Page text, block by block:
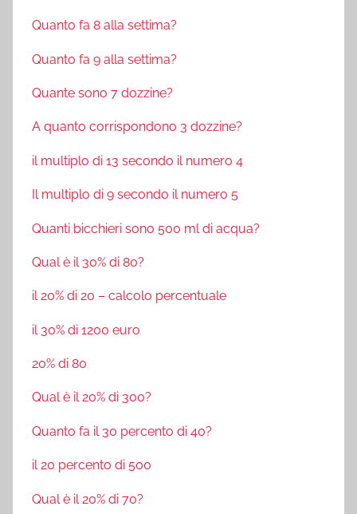
Quanto fa 8 alla settima?
Quanto fa 9 alla settima?
Quante sono 7 dozzine?
A quanto corrispondono 3 dozzine?
il multiplo di 13 secondo il numero 4
Il multiplo di 9 secondo il numero 5
Quanti bicchieri sono 500 ml di acqua?
Qual è il 30% di 80?
il 20% di 20 – calcolo percentuale
il 30% di 1200 euro
20% di 80
Qual è il 20% di 300?
Quanto fa il 30 percento di 40?
il 20 percento di 500
Qual è il 20% di 70?